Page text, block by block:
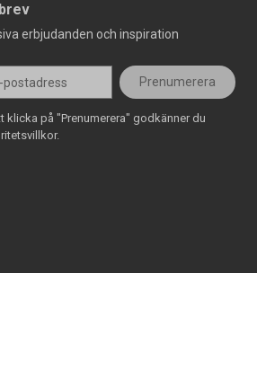
erbjudanden och inspiration
Prenumerera
klicka på "Prenumerera" godkänner du